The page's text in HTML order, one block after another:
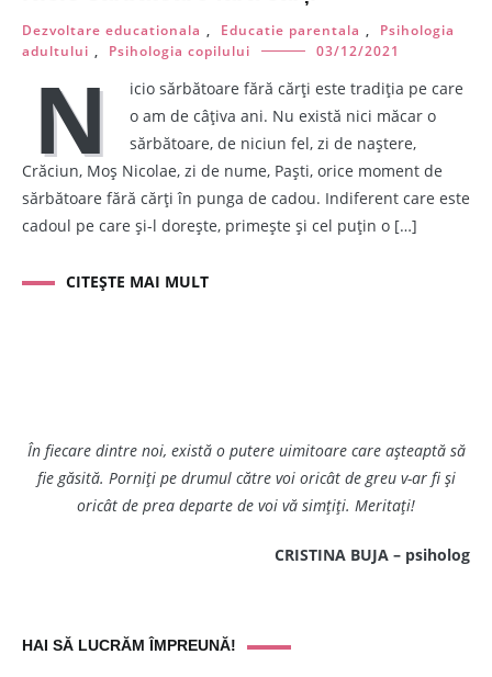
Dezvoltare educationala , Educatie parentala ,
Psihologia
adultului , Psihologia copilului 03/12/2021
N
icio sărbătoare fără cărți este tradiția pe care
o am de câțiva ani. Nu există nici măcar o
sărbătoare, de niciun fel, zi de naștere,
Crăciun, Moș Nicolae, zi de nume, Paști, orice moment de
sărbătoare fără cărți în punga de cadou. Indiferent care este
cadoul pe care și-l dorește, primește și cel puțin o […]
CITEȘTE MAI MULT
În fiecare dintre noi, există o putere uimitoare care așteaptă să
fie găsită. Porniți pe drumul către voi oricât de greu v-ar fi și
oricât de prea departe de voi vă simțiți. Meritați!
CRISTINA BUJA – psiholog
HAI SĂ LUCRĂM ÎMPREUNĂ!